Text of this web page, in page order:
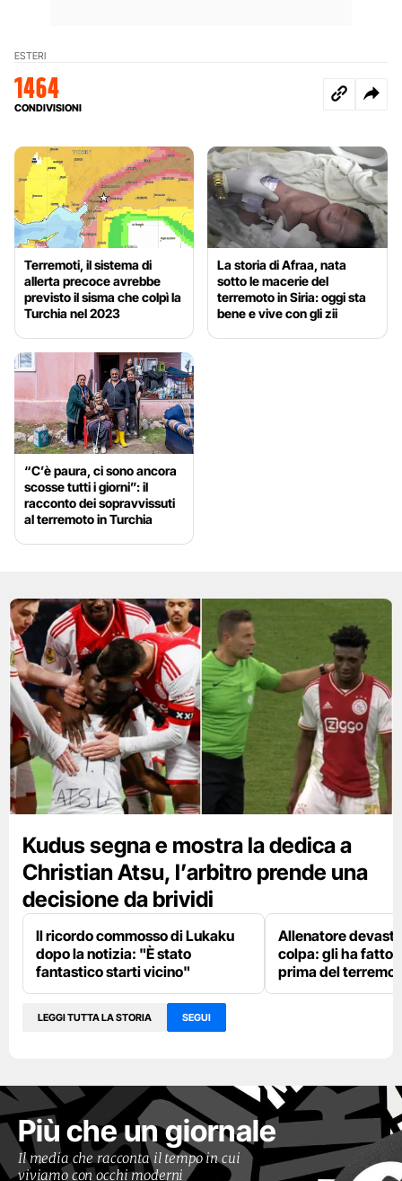
ESTERI
1464
CONDIVISIONI
Terremoti, il sistema di
allerta precoce avrebbe
previsto il sisma che colpì la
Turchia nel 2023
La storia di Afraa, nata
sotto le macerie del
terremoto in Siria: oggi sta
bene e vive con gli zii
“C’è paura, ci sono ancora
scosse tutti i giorni”: il
racconto dei sopravvissuti
al terremoto in Turchia
Kudus segna e mostra la dedica a
Christian Atsu, l’arbitro prende una
decisione da brividi
Il ricordo commosso di Lukaku
dopo la notizia: "È stato
fantastico starti vicino"
Allenatore
colpa: gli ha fatto
prima del
LEGGI TUTTA LA STORIA SEGUI
Più che un giornale
Il media che racconta il tempo in cui
viviamo con occhi moderni